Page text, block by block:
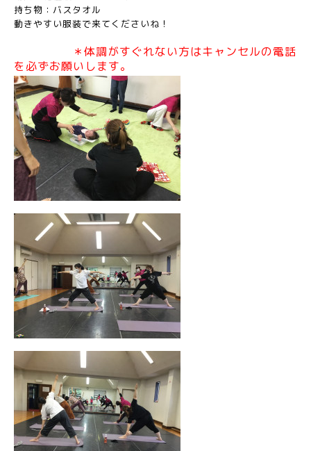
持ち物：バスタオル
動きやすい服装で来てくださいね！
＊体調がすぐれない方はキャンセルの電話
を必ずお願いします。